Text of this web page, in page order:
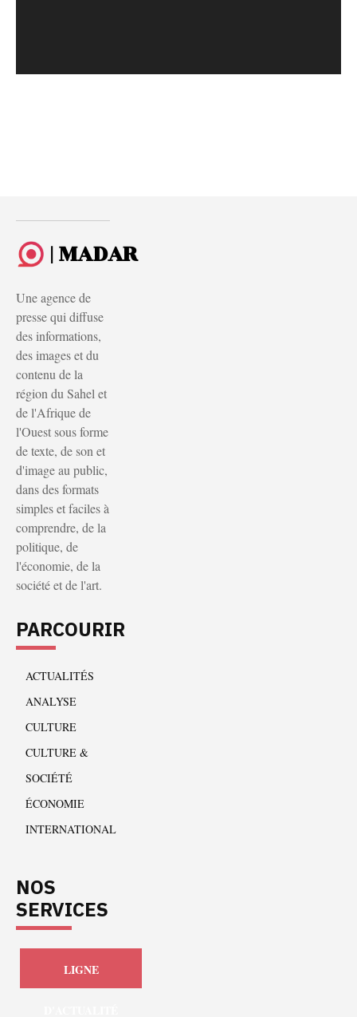
| MADAR
Une agence de
presse qui diffuse
des informations,
des images et du
contenu de la
région du Sahel et
de l'Afrique de
l'Ouest sous forme
de texte, de son et
d'image au public,
dans des formats
simples et faciles à
comprendre, de la
politique, de
l'économie, de la
société et de l'art.
PARCOURIR
ACTUALITÉS
ANALYSE
CULTURE
CULTURE &
SOCIÉTÉ
ÉCONOMIE
INTERNATIONAL
NOS
SERVICES
LIGNE